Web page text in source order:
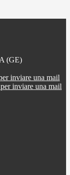
(GE)
inviare una mail
inviare una mail